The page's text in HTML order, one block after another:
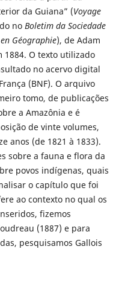
da Guiana” (Voyage
no Boletim da Sociedade
Géographie), de Adam
1884. O texto utilizado
no acervo digital
(BNF). O arquivo
tomo, de publicações
a Amazônia e é
de vinte volumes,
anos (de 1821 à 1833).
sobre a fauna e flora da
povos indígenas, quais
o capítulo que foi
ao contexto no qual os
fizemos
(1887) e para
pesquisamos Gallois